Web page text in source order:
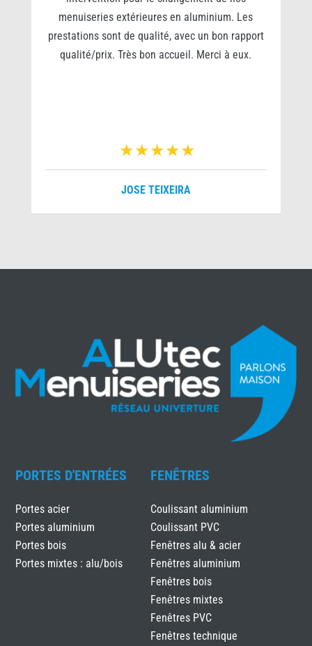
menuiseries extérieures en aluminium. Les
prestations sont de qualité, avec un bon rapport
qualité/prix. Très bon accueil. Merci à eux.
JOSE TEIXEIRA
PORTES D'ENTRÉES
Portes acier
Portes aluminium
Portes bois
Portes mixtes : alu/bois
FENÊTRES
Coulissant aluminium
Coulissant PVC
Fenêtres alu & acier
Fenêtres aluminium
Fenêtres bois
Fenêtres mixtes
Fenêtres PVC
Fenêtres technique